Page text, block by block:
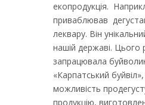
екопродукція.
приваблював
леквару. Він
нашій державі. Цього
запрацювала
«Карпатський
можливість
продукцію,